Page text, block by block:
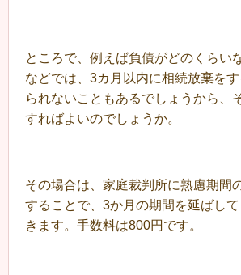
ところで、例えば負債がどのくらい
などでは、3カ月以内に相続放棄を
られないこともあるでしょうから、
すればよいのでしょうか。
その場合は、家庭裁判所に熟慮期間
することで、3か月の期間を延ばし
きます。手数料は800円です。